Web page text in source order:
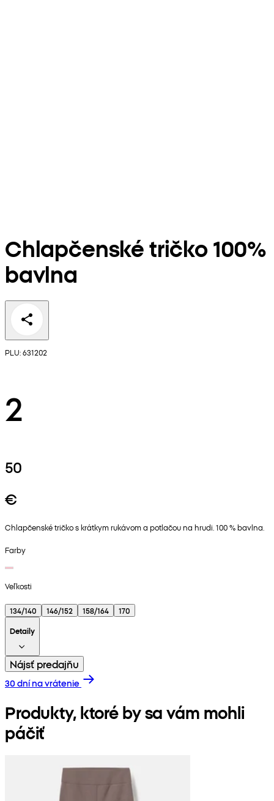
Chlapčenské tričko 100%
bavlna
PLU: 631202
2
50
€
Chlapčenské tričko s krátkym rukávom a potlačou na hrudi. 100 % bavlna.
Farby
Veľkosti
134/140 146/152 158/164
170
Detaily
Nájsť predajňu
30 dní na vrátenie
Produkty, ktoré by sa vám mohli
páčiť